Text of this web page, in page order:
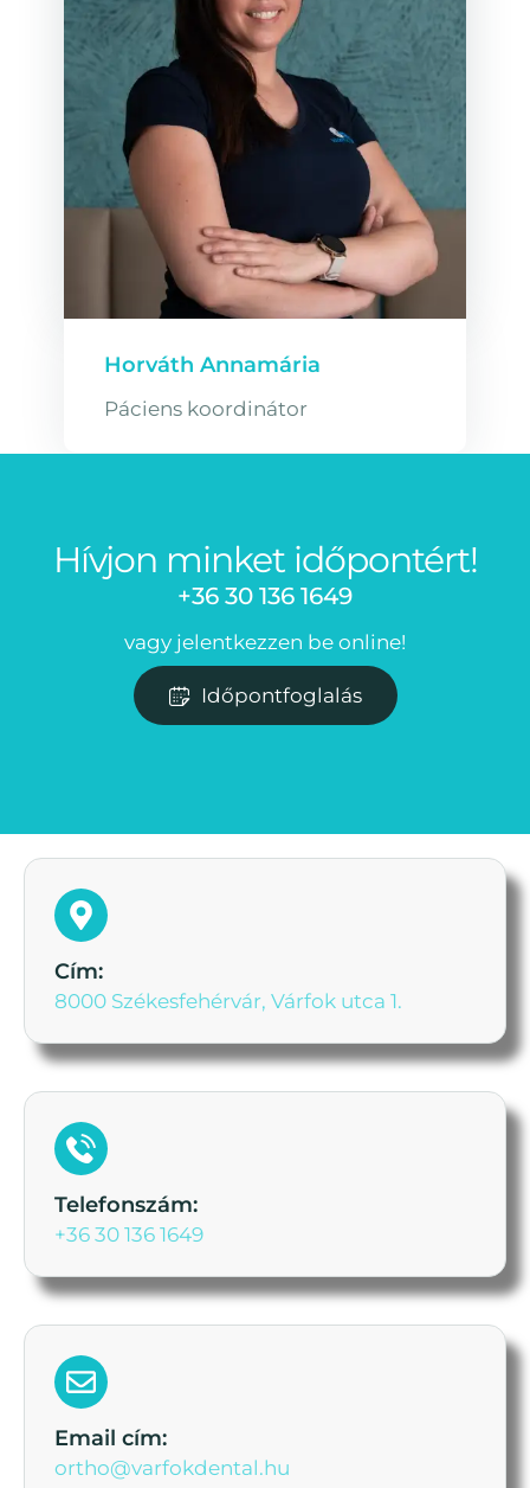
Horváth Annamária
Páciens koordinátor
Hívjon minket időpontért!
+36 30 136 1649
vagy jelentkezzen be online!
Időpontfoglalás
Cím:
8000 Székesfehérvár, Várfok utca 1.
Telefonszám:
+36 30 136 1649
Email cím:
ortho@varfokdental.hu